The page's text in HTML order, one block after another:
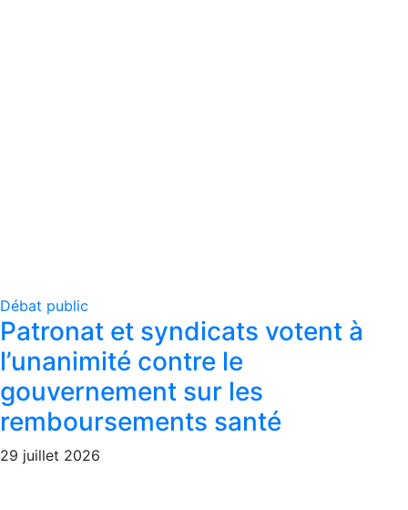
Débat public
Patronat et syndicats votent à
l’unanimité contre le
gouvernement sur les
remboursements santé
29 juillet 2026